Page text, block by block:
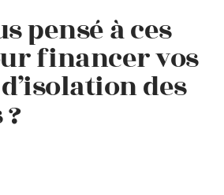
pensé à ces
financer vos
des